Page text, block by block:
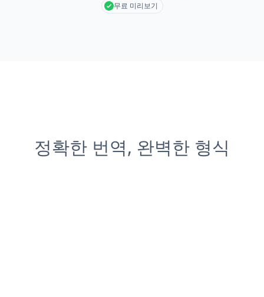
무료 미리보기
정확한 번역, 완벽한 형식